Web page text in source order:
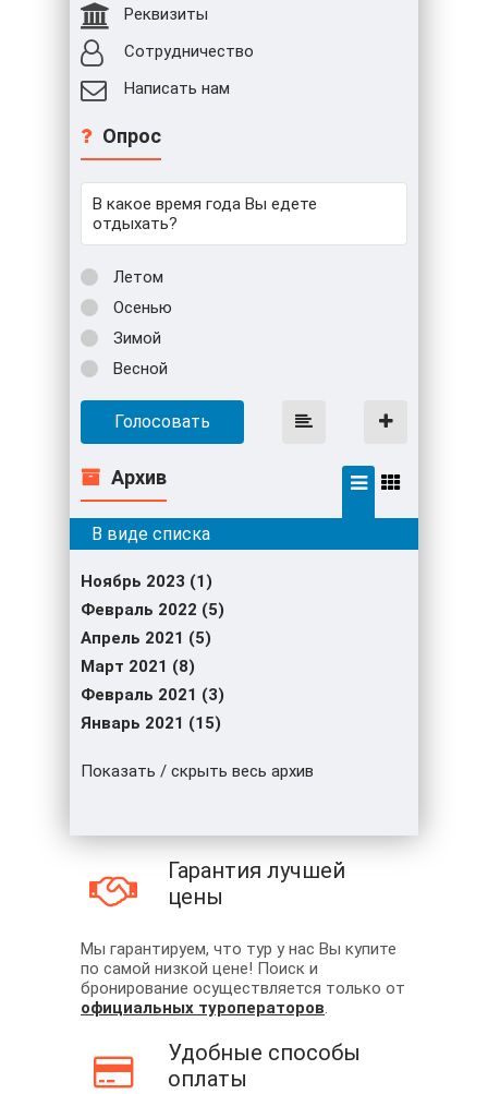
Реквизиты
Сотрудничество
Написать нам
Опрос
В какое время года Вы едете
отдыхать?
Летом
Осенью
Зимой
Весной
Голосовать
Архив
Ноябрь 2023 (1)
Февраль 2022 (5)
Апрель 2021 (5)
Март 2021 (8)
Февраль 2021 (3)
Январь 2021 (15)
Показать / скрыть весь архив
Гарантия лучшей
цены
Мы гарантируем, что тур у нас Вы купите
по самой низкой цене! Поиск и
бронирование осуществляется только от
официальных туроператоров.
Удобные способы
оплаты